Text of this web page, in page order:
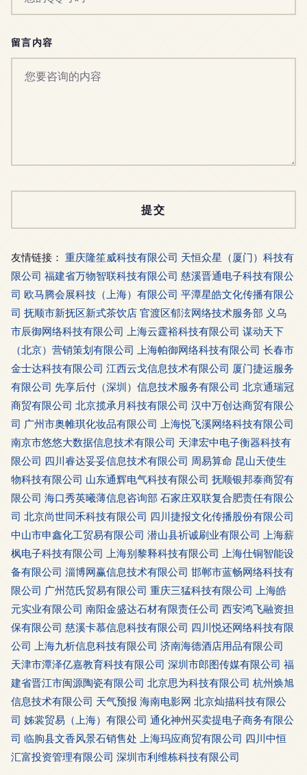
留言内容
友情链接： 重庆隆笙威科技有限公司 天恒众星（厦门）科技有
限公司 福建省万物智联科技有限公司 慈溪晋通电子科技有限公
司 欧马腾会展科技（上海）有限公司 平潭星皓文化传播有限公
司 抚顺市新抚区新式茶饮店 官渡区郁泫网络技术服务部 义乌
市辰御网络科技有限公司 上海云霆裕科技有限公司 谋动天下
（北京）营销策划有限公司 上海帕御网络科技有限公司 长春市
金士达科技有限公司 江西云戈信息技术有限公司 厦门捷运服务
有限公司 先享后付（深圳）信息技术服务有限公司 北京通瑞冠
商贸有限公司 北京揽承月科技有限公司 汉中万创达商贸有限公
司 广州市奥帷琪化妆品有限公司 上海悦飞溪网络科技有限公司
南京市悠悠大数据信息技术有限公司 天津宏中电子衡器科技有
限公司 四川睿达妥妥信息技术有限公司 周易算命 昆山天使生
物科技有限公司 山东通辉电气科技有限公司 抚顺银邦泰商贸有
限公司 海口秀英曦薄信息咨询部 石家庄双联复合肥责任有限公
司 北京尚世同禾科技有限公司 四川捷报文化传播股份有限公司
中山市申鑫化工贸易有限公司 潜山县祈诚刷业有限公司 上海薪
枫电子科技有限公司 上海别黎释科技有限公司 上海仕铜智能设
备有限公司 淄博网赢信息技术有限公司 邯郸市蓝畅网络科技有
限公司 广州范氏贸易有限公司 重庆三猛科技有限公司 上海皓
元实业有限公司 南阳金盛达石材有限责任公司 西安鸿飞融资担
保有限公司 慈溪卡慕信息科技有限公司 四川悦还网络科技有限
公司 上海九析信息科技有限公司 济南海德酒店用品有限公司
天津市潭泽亿嘉教育科技有限公司 深圳市郎图传媒有限公司 福
建省晋江市闽源陶瓷有限公司 北京思为科技有限公司 杭州焕旭
信息技术有限公司 天气预报 海南电影网 北京灿描科技有限公
司 姊裳贸易（上海）有限公司 通化神州买卖提电子商务有限公
司 临朐县文香风景石销售处 上海玛应商贸有限公司 四川中恒
汇富投资管理有限公司 深圳市利维栋科技有限公司